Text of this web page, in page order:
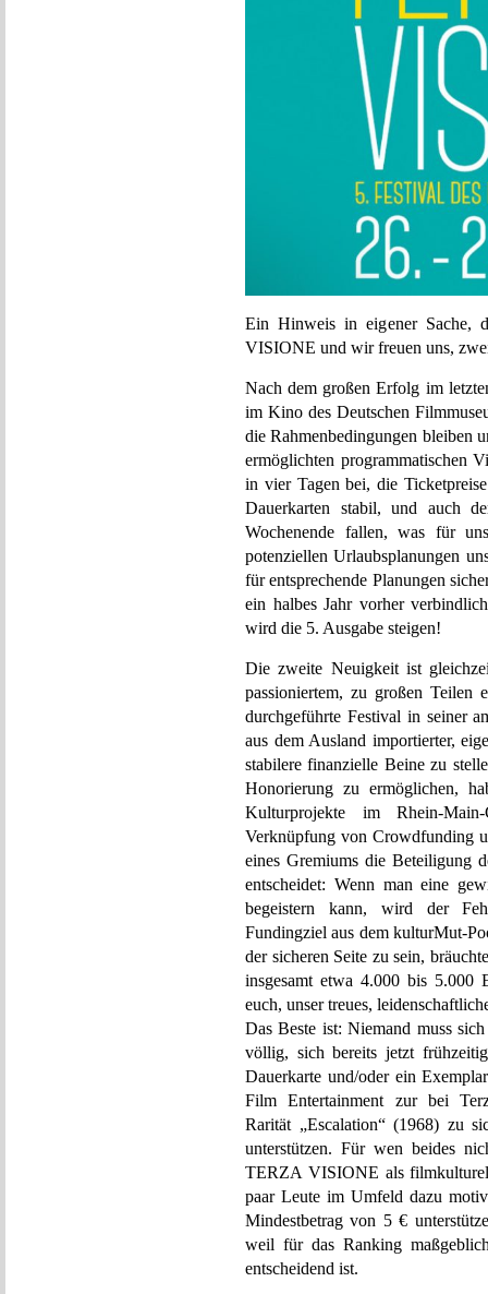
Ein Hinweis in eigener Sache,
VISIONE und wir freuen uns,
Nach dem großen Erfolg im
im Kino des Deutschen
die Rahmenbedingungen bleiben
ermöglichten programmatischen
in vier Tagen bei, die
Dauerkarten stabil, und auch
Wochenende fallen, was für
potenziellen Urlaubsplanungen
für entsprechende Planungen
ein halbes Jahr vorher
wird die 5. Ausgabe steigen!
Die zweite Neuigkeit ist
passioniertem, zu großen Teilen
durchgeführte Festival in seiner
aus dem Ausland importierter,
stabilere finanzielle Beine zu
Honorierung zu ermöglichen,
Kulturprojekte im Rhein-
Verknüpfung von Crowdfunding
eines Gremiums die Beteiligung
entscheidet: Wenn man eine
begeistern kann, wird der
Fundingziel aus dem kulturMut-
der sicheren Seite zu sein,
insgesamt etwa 4.000 bis 5.000
euch, unser treues,
Das Beste ist: Niemand muss
völlig, sich bereits jetzt
Dauerkarte und/oder ein
Film Entertainment zur bei
Rarität „Escalation“ (1968) zu
unterstützen. Für wen beides
TERZA VISIONE als
paar Leute im Umfeld dazu
Mindestbetrag von 5 €
weil für das Ranking
entscheidend ist.